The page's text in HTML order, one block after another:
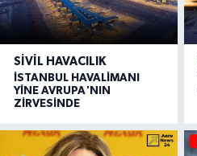
SIVIL HAVACILIK
İSTANBUL HAVALİMANI
YİNE AVRUPA'NIN
ZİRVESİNDE